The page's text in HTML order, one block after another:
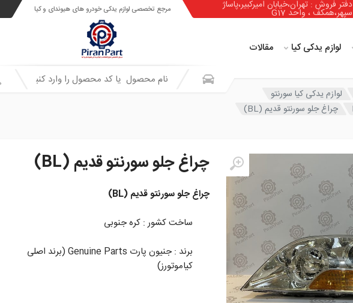
دفتر فروش : تهران،خیابان امیرکبیر،پاساژ
سپهر،همکف ، واحد G17
لوازم یدکی کیا مقالات
مرجع تخصصی لوازم یدکی خودرو های هیوندای و کیا
لوازم یدکی کیا سورنتو
چراغ جلو سورنتو قدیم (BL)
چراغ جلو سورنتو قدیم (BL)
چراغ جلو سورنتو قدیم (BL)
ساخت کشور : کره جنوبی
برند : جنیون پارت Genuine Parts (برند اصلی
کیاموتورز)